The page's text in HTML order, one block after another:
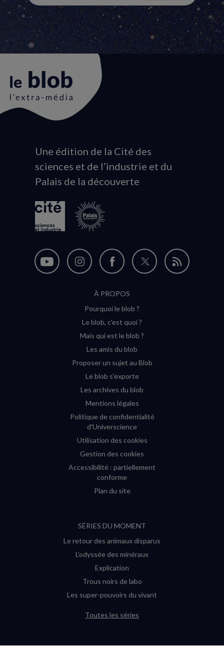
Animation
du
logo
Une édition de la Cité des
sciences et de l’industrie et du
Palais de la découverte
Nous
Nous
Instagram
(nouvelle
Nous
sur
Facebook
(nouvelle
Nous
Flux
À PROPOS
Pourquoi le blob ?
Le blob, c'est quoi ?
Mais qui est le blob ?
Les amis du blob
Proposer un sujet au Blob
Le blob s'exporte
Les archives du blob
Mentions légales
Politique de confidentialité
d'Universcience
Utilisation des cookies
Gestion des cookies
Accessibilité : partiellement
conforme
Plan du site
SÉRIES DU MOMENT
Le retour des animaux disparus
L’odyssée des minéraux
Explication
Trous noirs de labo
Les super-pouvoirs du vivant
Toutes les séries